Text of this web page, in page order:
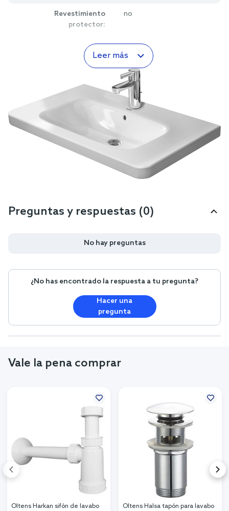
Revestimiento
protector:
no
Leer más
Preguntas y respuestas (0)
No hay preguntas
¿No has encontrado la respuesta a tu pregunta?
Hacer una
pregunta
Vale la pena comprar
Oltens Harkan sifón de lavabo
Oltens Halsa tapón para lavabo